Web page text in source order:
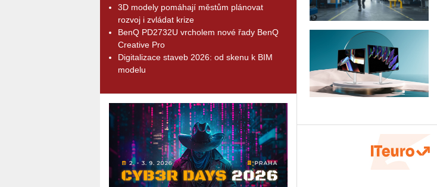
3D modely pomáhají městům plánovat
rozvoj i zvládat krize
BenQ PD2732U vrcholem nové řady BenQ
Creative Pro
Digitalizace staveb 2026: od skenu k BIM
modelu